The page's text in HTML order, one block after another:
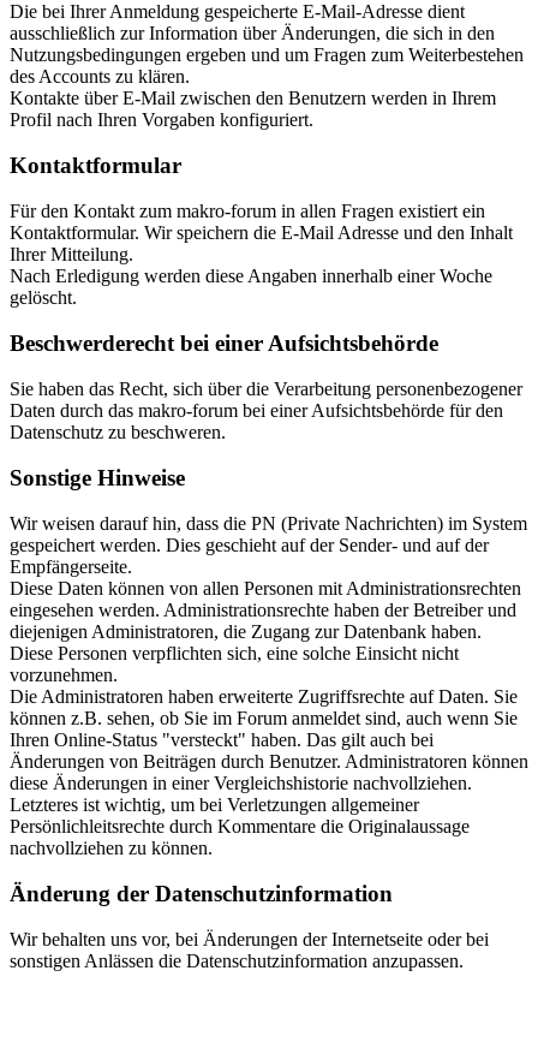
Die bei Ihrer Anmeldung gespeicherte E-Mail-Adresse dient
ausschließlich zur Information über Änderungen, die sich in den
Nutzungsbedingungen ergeben und um Fragen zum Weiterbestehen
des Accounts zu klären.
Kontakte über E-Mail zwischen den Benutzern werden in Ihrem
Profil nach Ihren Vorgaben konfiguriert.
Kontaktformular
Für den Kontakt zum makro-forum in allen Fragen existiert ein
Kontaktformular. Wir speichern die E-Mail Adresse und den Inhalt
Ihrer Mitteilung.
Nach Erledigung werden diese Angaben innerhalb einer Woche
gelöscht.
Beschwerderecht bei einer Aufsichtsbehörde
Sie haben das Recht, sich über die Verarbeitung personenbezogener
Daten durch das makro-forum bei einer Aufsichtsbehörde für den
Datenschutz zu beschweren.
Sonstige Hinweise
Wir weisen darauf hin, dass die PN (Private Nachrichten) im System
gespeichert werden. Dies geschieht auf der Sender- und auf der
Empfängerseite.
Diese Daten können von allen Personen mit Administrationsrechten
eingesehen werden. Administrationsrechte haben der Betreiber und
diejenigen Administratoren, die Zugang zur Datenbank haben.
Diese Personen verpflichten sich, eine solche Einsicht nicht
vorzunehmen.
Die Administratoren haben erweiterte Zugriffsrechte auf Daten. Sie
können z.B. sehen, ob Sie im Forum anmeldet sind, auch wenn Sie
Ihren Online-Status "versteckt" haben. Das gilt auch bei
Änderungen von Beiträgen durch Benutzer. Administratoren können
diese Änderungen in einer Vergleichshistorie nachvollziehen.
Letzteres ist wichtig, um bei Verletzungen allgemeiner
Persönlichleitsrechte durch Kommentare die Originalaussage
nachvollziehen zu können.
Änderung der Datenschutzinformation
Wir behalten uns vor, bei Änderungen der Internetseite oder bei
sonstigen Anlässen die Datenschutzinformation anzupassen.